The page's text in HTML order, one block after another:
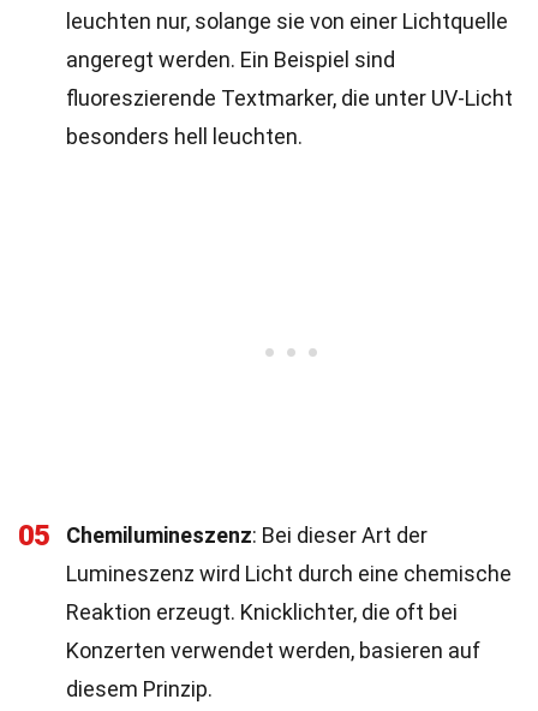
leuchten nur, solange sie von einer Lichtquelle
angeregt werden. Ein Beispiel sind
fluoreszierende Textmarker, die unter UV-Licht
besonders hell leuchten.
05 Chemilumineszenz: Bei dieser Art der
Lumineszenz wird Licht durch eine chemische
Reaktion erzeugt. Knicklichter, die oft bei
Konzerten verwendet werden, basieren auf
diesem Prinzip.